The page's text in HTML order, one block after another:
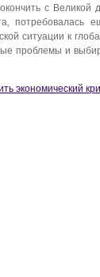
с
ситуации к
проблемы и
экономический